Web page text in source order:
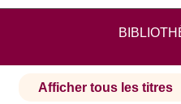
Afficher tous les titres